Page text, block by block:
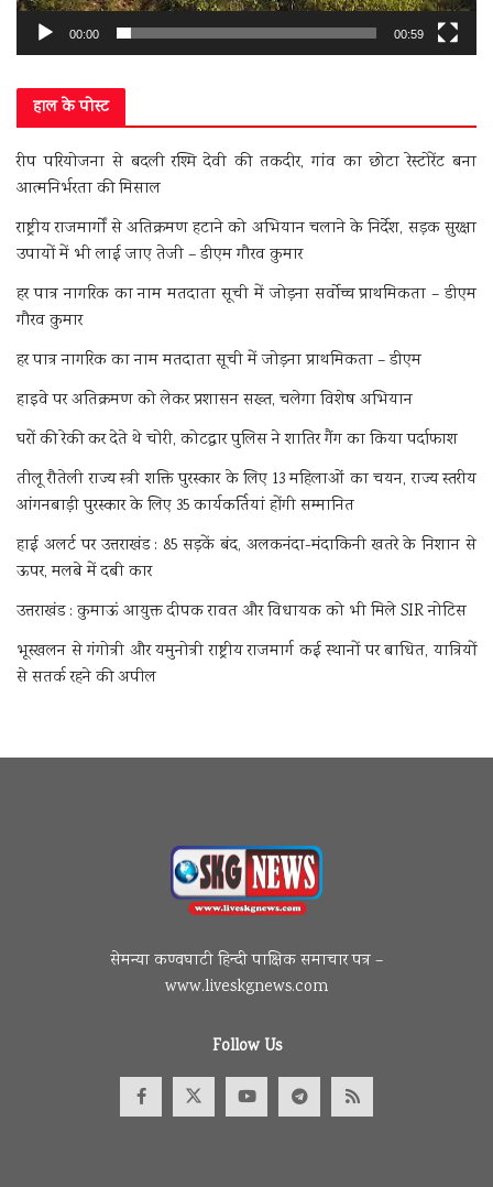
00:00 00:59
हाल के पोस्ट
रीप परियोजना से बदली रश्मि देवी की तकदीर, गांव का छोटा रेस्टोरेंट बना
आत्मनिर्भरता की मिसाल
राष्ट्रीय राजमार्गों से अतिक्रमण हटाने को अभियान चलाने के निर्देश, सड़क सुरक्षा
उपायों में भी लाई जाए तेजी – डीएम गौरव कुमार
हर पात्र नागरिक का नाम मतदाता सूची में जोड़ना सर्वोच्च प्राथमिकता – डीएम
गौरव कुमार
हर पात्र नागरिक का नाम मतदाता सूची में जोड़ना प्राथमिकता – डीएम
हाइवे पर अतिक्रमण को लेकर प्रशासन सख्त, चलेगा विशेष अभियान
घरों की रेकी कर देते थे चोरी, कोटद्वार पुलिस ने शातिर गैंग का किया पर्दाफाश
तीलू रौतेली राज्य स्त्री शक्ति पुरस्कार के लिए 13 महिलाओं का चयन, राज्य स्तरीय
आंगनबाड़ी पुरस्कार के लिए 35 कार्यकर्तियां होंगी सम्मानित
हाई अलर्ट पर उत्तराखंड : 85 सड़कें बंद, अलकनंदा-मंदाकिनी खतरे के निशान से
ऊपर, मलबे में दबी कार
उत्तराखंड : कुमाऊं आयुक्त दीपक रावत और विधायक को भी मिले SIR नोटिस
भूस्खलन से गंगोत्री और यमुनोत्री राष्ट्रीय राजमार्ग कई स्थानों पर बाधित, यात्रियों
से सतर्क रहने की अपील
सेमन्या कण्वघाटी हिन्दी पाक्षिक समाचार पत्र –
www.liveskgnews.com
Follow Us